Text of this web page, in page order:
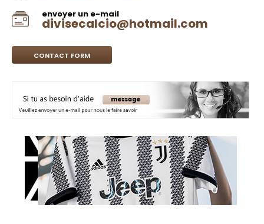
envoyer un e-mail
divisecalcio@hotmail.com
CONTACT FORM